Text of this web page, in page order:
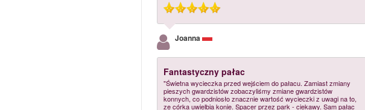
Joanna
Fantastyczny pałac
"Świetna wycieczka przed wejściem do pałacu. Zamiast zmiany
pieszych gwardzistów zobaczyliśmy zmiane gwardzistów
konnych, co podniosło znacznie wartość wycieczki z uwagi na to,
ze córka uwielbia konie. Spacer przez park - ciekawy. Sam pałac